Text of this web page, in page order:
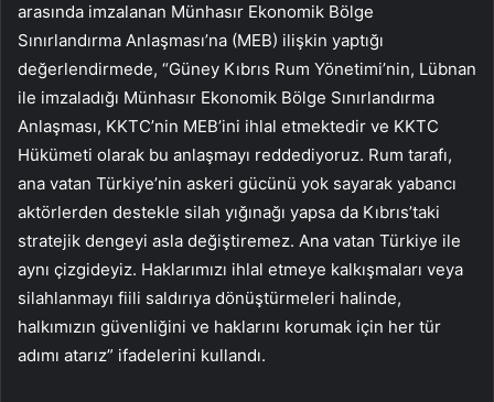
arasında imzalanan Münhasır Ekonomik Bölge
Sınırlandırma Anlaşması’na (MEB) ilişkin yaptığı
değerlendirmede, “Güney Kıbrıs Rum Yönetimi’nin, Lübnan
ile imzaladığı Münhasır Ekonomik Bölge Sınırlandırma
Anlaşması, KKTC’nin MEB’ini ihlal etmektedir ve KKTC
Hükümeti olarak bu anlaşmayı reddediyoruz. Rum tarafı,
ana vatan Türkiye’nin askeri gücünü yok sayarak yabancı
aktörlerden destekle silah yığınağı yapsa da Kıbrıs’taki
stratejik dengeyi asla değiştiremez. Ana vatan Türkiye ile
aynı çizgideyiz. Haklarımızı ihlal etmeye kalkışmaları veya
silahlanmayı fiili saldırıya dönüştürmeleri halinde,
halkımızın güvenliğini ve haklarını korumak için her tür
adımı atarız” ifadelerini kullandı.